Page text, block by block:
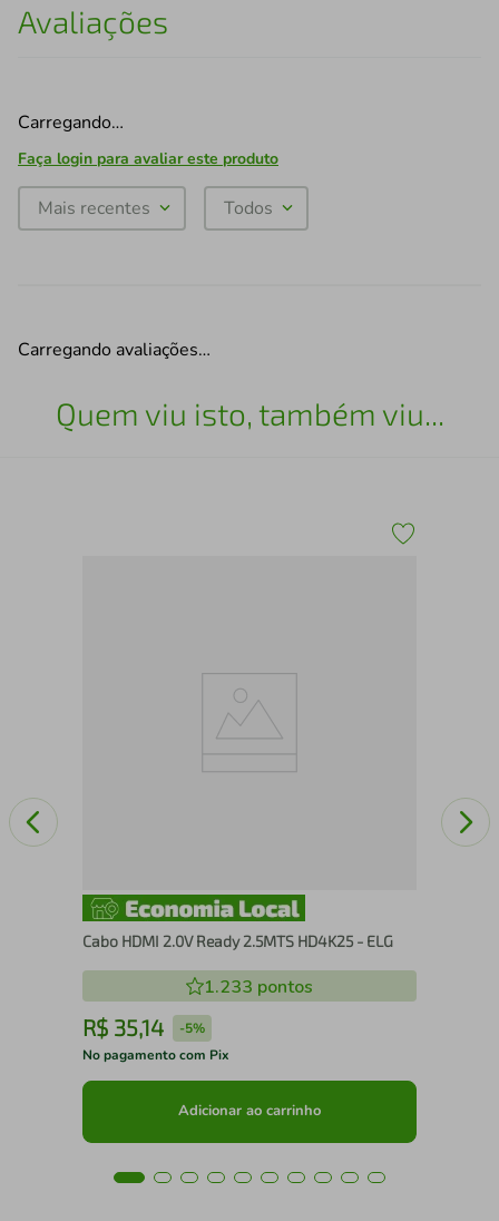
Avaliações
Carregando…
Faça login para avaliar este produto
Mais recentes Todos
Carregando avaliações…
Quem viu isto, também viu...
Cabo HDMI 2.0V Ready 2.5MTS HD4K25 - ELG
1.233 pontos
R$ 35,14 -5%
No pagamento com Pix
Adicionar ao carrinho